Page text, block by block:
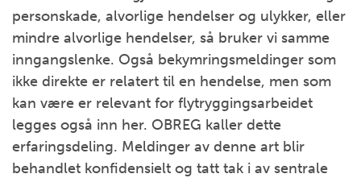
personskade, alvorlige hendelser og ulykker, eller
mindre alvorlige hendelser, så bruker vi samme
inngangslenke. Også bekymringsmeldinger som
ikke direkte er relatert til en hendelse, men som
kan være er relevant for flytryggingsarbeidet
legges også inn her. OBREG kaller dette
erfaringsdeling. Meldinger av denne art blir
behandlet konfidensielt og tatt tak i av sentrale